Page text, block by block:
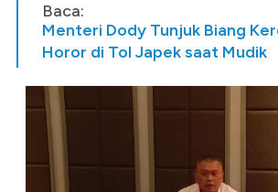
Baca:
Menteri Dody Tunjuk Biang
Horor di Tol Japek saat Mudik